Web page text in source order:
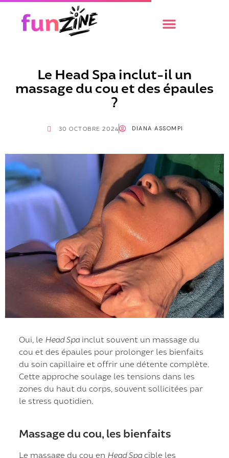
Le Head Spa inclut-il un
massage du cou et des épaules
?
30 OCTOBRE 2024 DIANA ASSOMPI
Oui, le Head Spa inclut souvent un massage du
cou et des épaules pour prolonger les bienfaits
du soin capillaire et offrir une détente complète.
Cette approche soulage les tensions dans les
zones du haut du corps, souvent sollicitées par
le stress quotidien.
Massage du cou, les bienfaits
Le massage du cou en Head Spa cible les